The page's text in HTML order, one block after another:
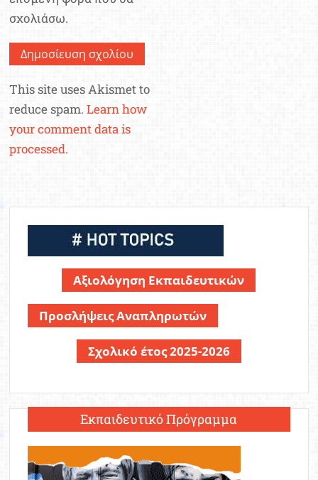
σχολιάσω.
This site uses Akismet to
reduce spam.Learn how
your comment data is
processed.
Αξιολόγηση Εκπαιδευτικών
Προσλήψεις Αναπληρωτών
Σχολικό έτος 2025-2026
Εκπαιδευτικό Πρόγραμμα